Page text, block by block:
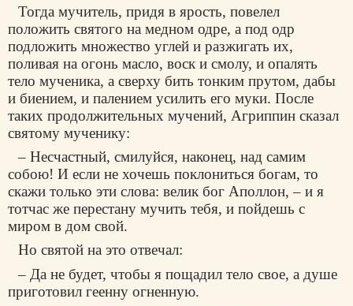
Тогда мучитель, придя в ярость, повелел
положить святого на медном одре, а под одр
подложить множество углей и разжигать их,
поливая на огонь масло, воск и смолу, и опалять
тело мученика, а сверху бить тонким прутом, дабы
и биением, и палением усилить его муки. После
таких продолжительных мучений, Агриппин сказал
святому мученику:
– Несчастный, смилуйся, наконец, над самим
собою! И если не хочешь поклониться богам, то
скажи только эти слова: велик бог Аполлон, – и я
тотчас же перестану мучить тебя, и пойдешь с
миром в дом свой.
Но святой на это отвечал:
– Да не будет, чтобы я пощадил тело свое, а душе
приготовил геенну огненную.